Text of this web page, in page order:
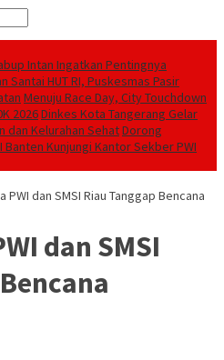
Intan Ingatkan Pentingnya
Santai HUT RI, Puskesmas Pasir
Menuju Race Day, City Touchdown
2026Dinkes Kota Tangerang Gelar
dan Kelurahan SehatDorong
Kunjungi Kantor Sekber PWI
PWI dan SMSI Riau Tanggap Bencana
dan SMSI